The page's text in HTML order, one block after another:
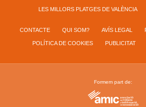
LES MILLORS PLATGES DE VALÈNCIA
CONTACTE QUI SOM? AVÍS LEGAL
POLÍTICA DE COOKIES PUBLICITAT
Formem part de: